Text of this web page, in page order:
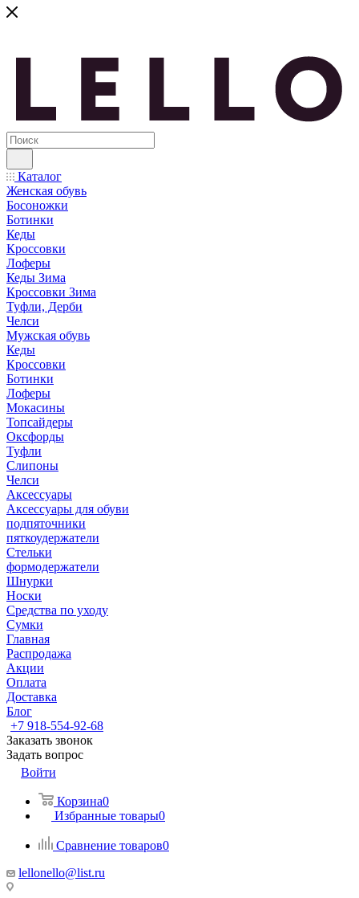
Каталог
Женская обувь
Босоножки
Ботинки
Кеды
Кроссовки
Лоферы
Кеды Зима
Кроссовки Зима
Туфли, Дерби
Челси
Мужская обувь
Кеды
Кроссовки
Ботинки
Лоферы
Мокасины
Топсайдеры
Оксфорды
Туфли
Слипоны
Челси
Аксессуары
Аксессуары для обуви
подпяточники
пяткоудержатели
Стельки
формодержатели
Шнурки
Носки
Средства по уходу
Сумки
Главная
Распродажа
Акции
Оплата
Доставка
Блог
+7 918-554-92-68
Заказать звонок
Задать вопрос
Войти
Корзина0
Избранные товары0
Сравнение товаров0
lellonello@list.ru